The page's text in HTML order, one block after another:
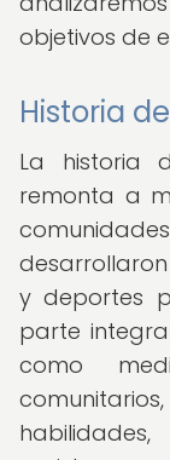
objetivos de
Historia
La historia
remonta a
y deportes
parte
como